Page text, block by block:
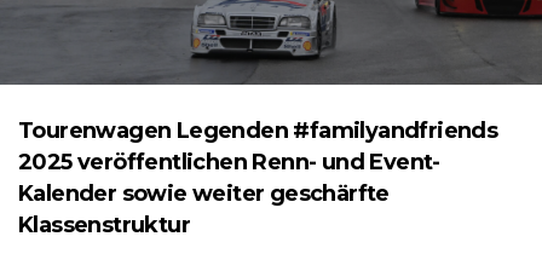
Tourenwagen Legenden #familyandfriends
2025 veröffentlichen Renn- und Event-
Kalender sowie weiter geschärfte
Klassenstruktur